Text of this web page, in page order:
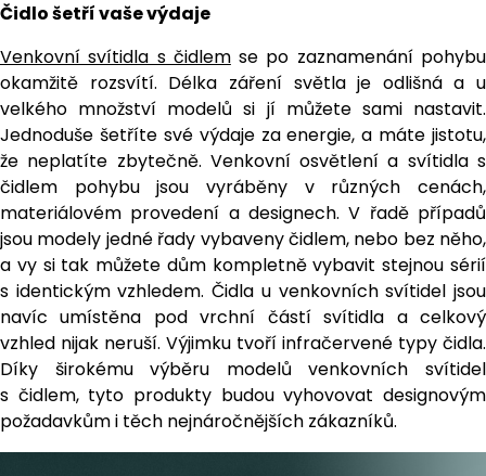
Čidlo šetří vaše výdaje
Venkovní svítidla s čidlemse po zaznamenání pohybu
okamžitě rozsvítí. Délka záření světla je odlišná a u
velkého množství modelů si jí můžete sami nastavit.
Jednoduše šetříte své výdaje za energie, a máte jistotu,
že neplatíte zbytečně. Venkovní osvětlení a svítidla s
čidlem pohybu jsou vyráběny v různých cenách,
materiálovém provedení a designech. V řadě případů
jsou modely jedné řady vybaveny čidlem, nebo bez něho,
a vy si tak můžete dům kompletně vybavit stejnou sérií
s identickým vzhledem. Čidla u venkovních svítidel jsou
navíc umístěna pod vrchní částí svítidla a celkový
vzhled nijak neruší. Výjimku tvoří infračervené typy čidla.
Díky širokému výběru modelů venkovních svítidel
s čidlem, tyto produkty budou vyhovovat designovým
požadavkům i těch nejnáročnějších zákazníků.